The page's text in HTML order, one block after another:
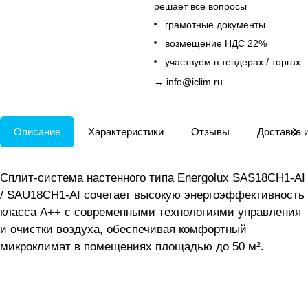
решает все вопросы
грамотные документы
возмещение НДС 22%
участвуем в тендерах / торгах
→ info@iclim.ru
Описание Характеристики Отзывы Доставка
Сплит-система настенного типа Energolux SAS18CH1-AI
/ SAU18CH1-AI сочетает высокую энергоэффективность
класса А++ с современными технологиями управления
и очистки воздуха, обеспечивая комфортный
микроклимат в помещениях площадью до 50 м².